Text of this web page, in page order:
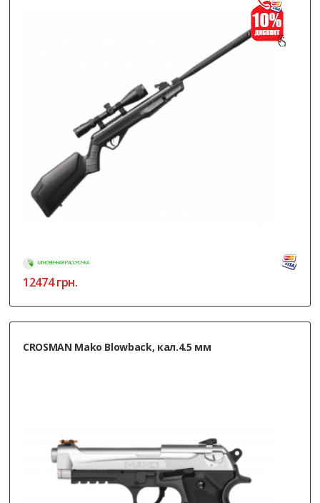
МГНОВЕННАЯ РАССРОЧКА
12474грн.
CROSMAN Mako Blowback, кал.4.5 мм